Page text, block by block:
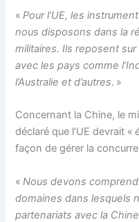
«Pour l’UE, les
nous disposons dans la
militaires. Ils reposent
avec les pays comme
l’Australie et d’autres. »
Concernant la Chine, le
déclaré que l’UE devrait «
façon de gérer la
« Nous devons
domaines dans lesquels
partenariats avec la